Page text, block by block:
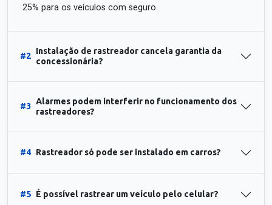
25% para os veículos com seguro.
#2
Instalação de rastreador cancela garantia da
concessionária?
#3
Alarmes podem interferir no funcionamento dos
rastreadores?
#4 Rastreador só pode ser instalado em carros?
#5 É possível rastrear um veículo pelo celular?